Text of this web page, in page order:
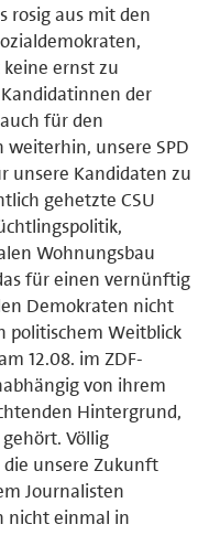
rosig aus mit den
ernst zu
der
für den
weiterhin, unsere SPD
unsere Kandidaten zu
gehetzte CSU
Wohnungsbau
für einen vernünftig
Demokraten nicht
politischem Weitblick
12.08. im ZDF-
von ihrem
Hintergrund,
Völlig
unsere Zukunft
Journalisten
nicht einmal in